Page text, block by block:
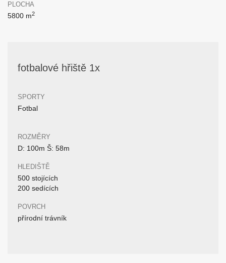
PLOCHA
5800 m2
fotbalové hřiště 1x
SPORTY
Fotbal
ROZMĚRY
D: 100m Š: 58m
HLEDIŠTĚ
500 stojících
200 sedících
POVRCH
přírodní trávník